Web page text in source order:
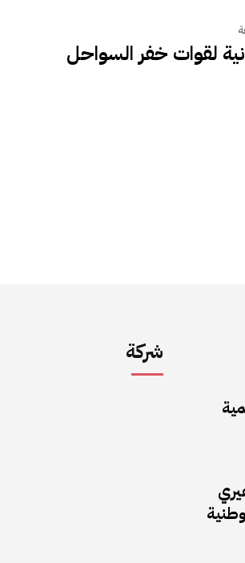
لقوات خفر السواحل
شركة